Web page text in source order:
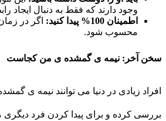
وجود دارند که فقط به دنبال
اطمینان 100% پیدا کنید:
اگر در
محسوب شود.
سخن آخر: نیمه ی گمشده ی من کجاست
افراد زیادی در دنیا می توانند نیمه ی
بررسی کرده و برای پیدا کردن فرد دیگری